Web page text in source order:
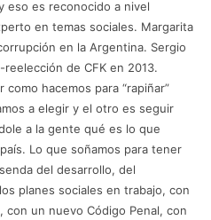
eso es reconocido a nivel
en temas sociales. Margarita
en la Argentina. Sergio
de CFK en 2013.
hacemos para “rapiñar”
a elegir y el otro es seguir
a la gente qué es lo que
Lo que soñamos para tener
del desarrollo, del
planes sociales en trabajo, con
con un nuevo Código Penal, con